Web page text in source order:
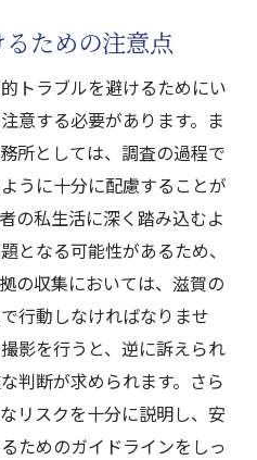
ための注意点
トラブルを避けるためにい
意する必要があります。ま
所としては、調査の過程で
うに十分に配慮することが
の私生活に深く踏み込むよ
となる可能性があるため、
の収集においては、滋賀の
行動しなければなりませ
影を行うと、逆に訴えられ
判断が求められます。さら
リスクを十分に説明し、安
ためのガイドラインをしっ